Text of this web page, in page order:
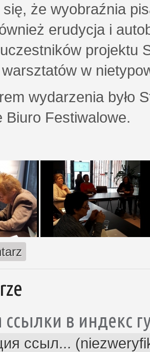
że wyobraźnia
erudycja i
projektu
w
wydarzenia było
Biuro Festiwalowe.
ссылки в индекс
ссыл...